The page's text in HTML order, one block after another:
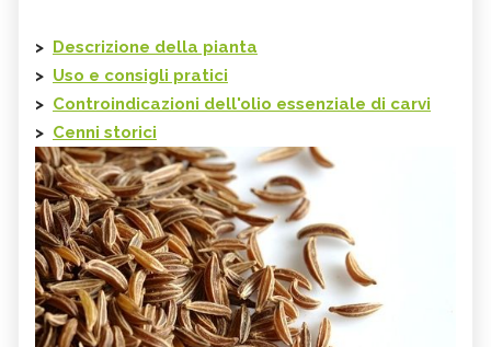
> Descrizione della pianta
> Uso e consigli pratici
> Controindicazioni dell'olio essenziale di carvi
> Cenni storici